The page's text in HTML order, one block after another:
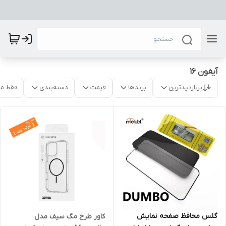
آیفون 16
پربازدیدترین برندها قیمت دسته‌بندی فقط
گلس محافظ صفحه نمایش
کاور طرح مگ سیف مدل